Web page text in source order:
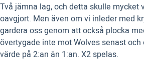
Två jämna lag, och detta skulle mycket
oavgjort. Men även om vi inleder med
gardera oss genom att också plocka
övertygade inte mot Wolves senast
värde på 2:an än 1:an. X2 spelas.